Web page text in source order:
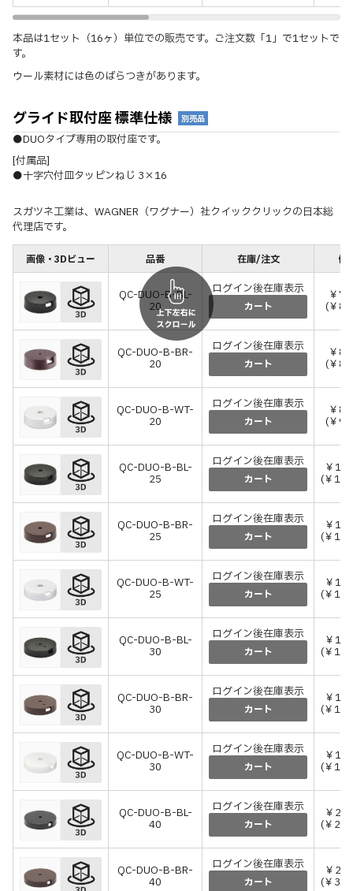
本品は1セット（16ヶ）単位での販売です。ご注文数「1」で1セットで
す。
ウール素材には色のばらつきがあります。
グライド取付座 標準仕様 別売品
●DUOタイプ専用の取付座です。
[付属品]
●十字穴付皿タッピンねじ 3×16
スガツネ工業は、WAGNER（ワグナー）社クイッククリックの日本総
代理店です。
画像・3Dビュー 品番 在庫/注文 価
QC-DUO-B-BL-
20
ログイン後在庫表示
カート
￥
(￥
QC-DUO-B-BR-
20
ログイン後在庫表示
カート
￥
(￥
QC-DUO-B-WT-
20
ログイン後在庫表示
カート
￥
(￥
QC-DUO-B-BL-
25
ログイン後在庫表示
カート
￥
(￥
QC-DUO-B-BR-
25
ログイン後在庫表示
カート
￥
(￥
QC-DUO-B-WT-
25
ログイン後在庫表示
カート
￥
(￥
QC-DUO-B-BL-
30
ログイン後在庫表示
カート
￥
(￥
QC-DUO-B-BR-
30
ログイン後在庫表示
カート
￥
(￥
QC-DUO-B-WT-
30
ログイン後在庫表示
カート
￥
(￥
QC-DUO-B-BL-
40
ログイン後在庫表示
カート
￥
(￥
QC-DUO-B-BR-
40
ログイン後在庫表示
カート
￥
(￥